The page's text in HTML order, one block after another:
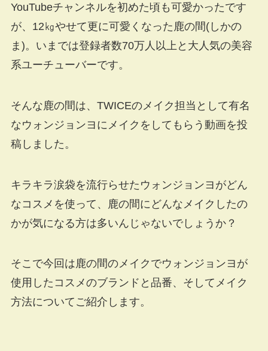
YouTubeチャンネルを初めた頃も可愛かったです
が、12㎏やせて更に可愛くなった鹿の間(しかの
ま)。いまでは登録者数70万人以上と大人気の美容
系ユーチューバーです。
そんな鹿の間は、TWICEのメイク担当として有名
なウォンジョンヨにメイクをしてもらう動画を投
稿しました。
キラキラ涙袋を流行らせたウォンジョンヨがどん
なコスメを使って、鹿の間にどんなメイクしたの
かが気になる方は多いんじゃないでしょうか？
そこで今回は鹿の間のメイクでウォンジョンヨが
使用したコスメのブランドと品番、そしてメイク
方法についてご紹介します。